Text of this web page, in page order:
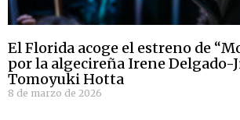
El Florida acoge el estreno de
por la algecireña Irene Delgado-
Tomoyuki Hotta
8 de marzo de 2026